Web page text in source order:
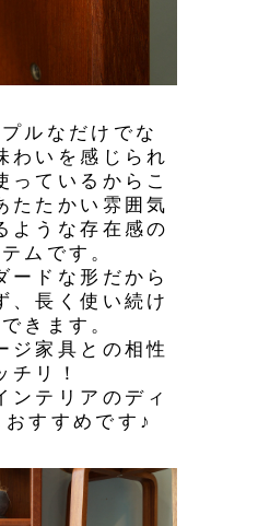
ルなだけでな
わいを感じられ
っているからこ
たたかい雰囲気
ような存在感の
ムです。
ードな形だから
、長く使い続け
きます。
ジ家具との相性
チリ！
ンテリアのディ
すすめです♪